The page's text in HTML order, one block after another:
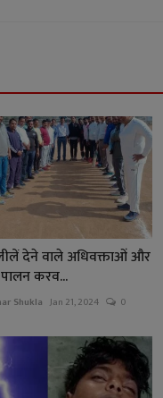
देने वाले अधिवक्ताओं और
करव...
Shukla Jan 21, 2024 0